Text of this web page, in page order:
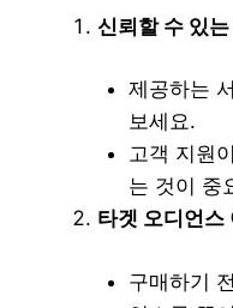
신뢰할 수 있
제공하는
보세요.
고객 지원
는 것이 중
타겟 오디언스
구매하기